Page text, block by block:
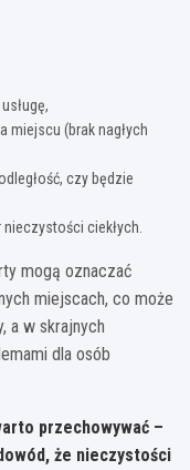
miejscu (brak nagłych
czy będzie
ciekłych.
mogą oznaczać
miejscach, co może
a w skrajnych
dla osób
przechowywać –
że nieczystości